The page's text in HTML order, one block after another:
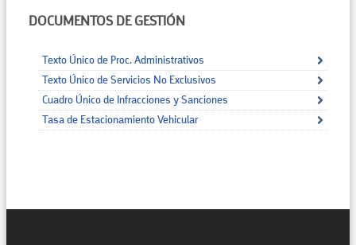
DOCUMENTOS DE GESTIÓN
Texto Único de Proc. Administrativos
Texto Único de Servicios No Exclusivos
Cuadro Único de Infracciones y Sanciones
Tasa de Estacionamiento Vehicular